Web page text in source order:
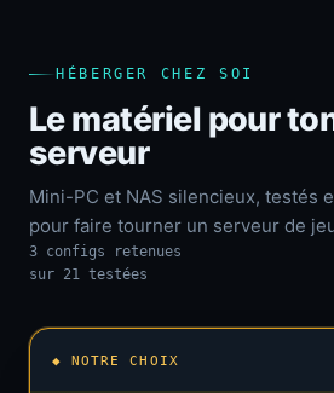
HÉBERGER CHEZ SOI
Le matériel pour
serveur
Mini-PC et NAS silencieux, testés
pour faire tourner un serveur de
3 configs retenues
sur 21 testées
◆ NOTRE CHOIX